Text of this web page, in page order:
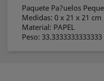
Paquete Pa?uelos
Medidas: 0 x 21 x 21 cm
Material: PAPEL
Peso: